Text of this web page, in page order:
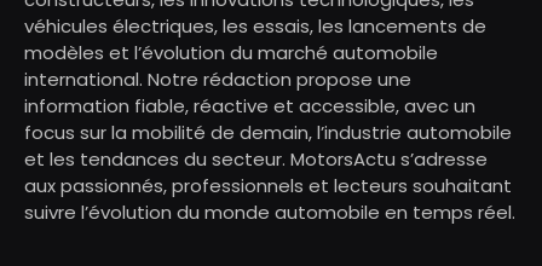
véhicules électriques, les essais, les lancements de
modèles et l’évolution du marché automobile
international. Notre rédaction propose une
information fiable, réactive et accessible, avec un
focus sur la mobilité de demain, l’industrie automobile
et les tendances du secteur. MotorsActu s’adresse
aux passionnés, professionnels et lecteurs souhaitant
suivre l’évolution du monde automobile en temps réel.